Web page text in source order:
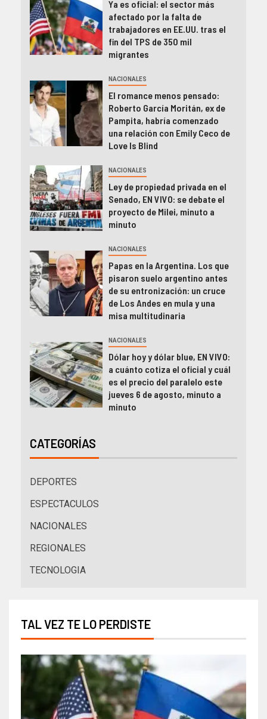
Ya es oficial: el sector más
afectado por la falta de
trabajadores en EE.UU. tras el
fin del TPS de 350 mil
migrantes
NACIONALES
El romance menos pensado:
Roberto García Moritán, ex de
Pampita, habría comenzado
una relación con Emily Ceco de
Love Is Blind
NACIONALES
Ley de propiedad privada en el
Senado, EN VIVO: se debate el
proyecto de Milei, minuto a
minuto
NACIONALES
Papas en la Argentina. Los que
pisaron suelo argentino antes
de su entronización: un cruce
de Los Andes en mula y una
misa multitudinaria
NACIONALES
Dólar hoy y dólar blue, EN VIVO:
a cuánto cotiza el oficial y cuál
es el precio del paralelo este
jueves 6 de agosto, minuto a
minuto
CATEGORÍAS
DEPORTES
ESPECTACULOS
NACIONALES
REGIONALES
TECNOLOGIA
TAL VEZ TE LO PERDISTE